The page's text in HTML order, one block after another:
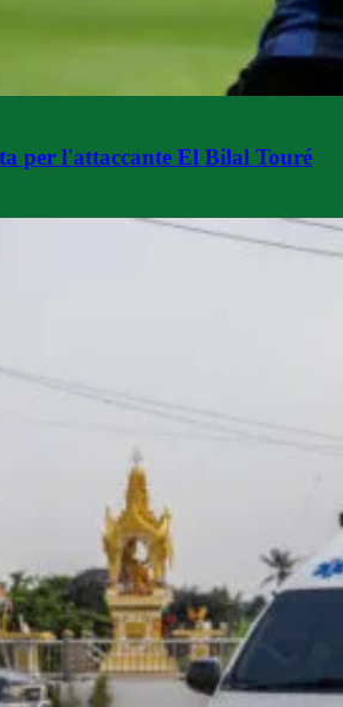
per l'attaccante El Bilal Touré